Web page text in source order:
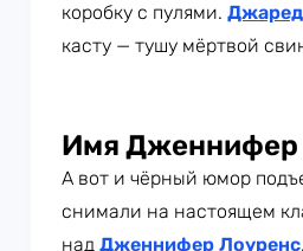
коробку с пулями. Джаред
касту — тушу мёртвой
Имя Дженнифер
А вот и чёрный юмор
снимали на настоящем
над Дженнифер Лоуренс